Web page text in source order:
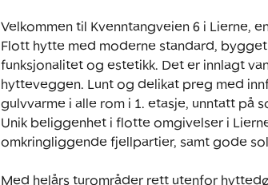
Velkommen til Kvenntangveien 6 i Lierne,
Flott hytte med moderne standard,
funksjonalitet og estetikk. Det er innlagt
hytteveggen. Lunt og delikat preg med
gulvvarme i alle rom i 1. etasje, unntatt på
Unik beliggenhet i flotte omgivelser i
omkringliggende fjellpartier, samt gode
Med helårs turområder rett utenfor